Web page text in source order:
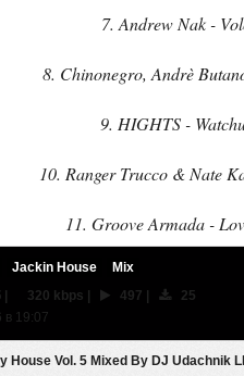
7. Andrew Nak -
8. Chinonegro, Andrè
9. HIGHTS -
10. Ranger Trucco & Nate
11. Groove Armada -
Jackin House Mix
| 320 kbps | 497 |
25
в 19:07
House Vol. 5 Mixed By DJ Udachnik